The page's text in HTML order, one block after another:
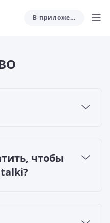
В приложении
в онлайн-режиме.
обмен - это
чтобы